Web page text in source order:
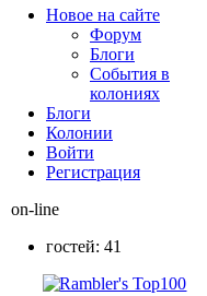
Новое на сайте
Форум
Блоги
События в
колониях
Блоги
Колонии
Войти
Peгиcтpaция
on-line
гостей: 41